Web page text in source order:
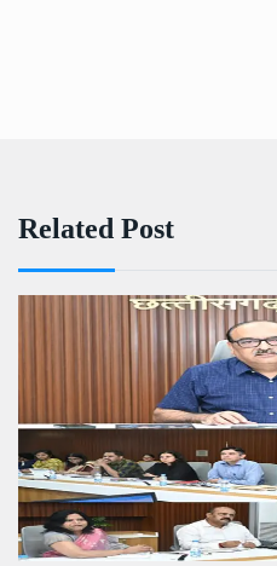
Related Post